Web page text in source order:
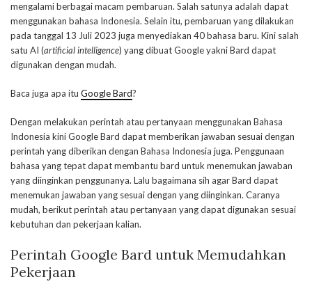
mengalami berbagai macam pembaruan. Salah satunya adalah dapat
menggunakan bahasa Indonesia. Selain itu, pembaruan yang dilakukan
pada tanggal 13 Juli 2023 juga menyediakan 40 bahasa baru. Kini salah
satu AI (artificial intelligence) yang dibuat Google yakni Bard dapat
digunakan dengan mudah.
Baca juga apa itu Google Bard?
Dengan melakukan perintah atau pertanyaan menggunakan Bahasa
Indonesia kini Google Bard dapat memberikan jawaban sesuai dengan
perintah yang diberikan dengan Bahasa Indonesia juga. Penggunaan
bahasa yang tepat dapat membantu bard untuk menemukan jawaban
yang diinginkan penggunanya. Lalu bagaimana sih agar Bard dapat
menemukan jawaban yang sesuai dengan yang diinginkan. Caranya
mudah, berikut perintah atau pertanyaan yang dapat digunakan sesuai
kebutuhan dan pekerjaan kalian.
Perintah Google Bard untuk Memudahkan
Pekerjaan